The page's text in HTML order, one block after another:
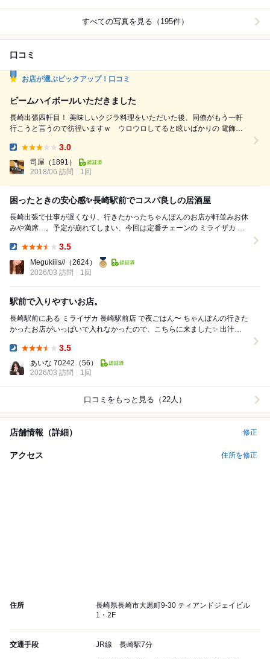
すべての写真を見る（195件）
口コミ
お店が選ぶピックアップ！口コミ
ビームハイボールいただきました
長崎出張四軒目！ 美味しいクジラ料理をいただいた後、同僚がもう一軒
行こうと言うので彷徨いますｗ ウロウロしてると眩いばかりの 電飾が
たんじゃないでしょうか？？ 後で調べたら、やはり2017年10月にオープ
ンされたようですね(^^) いかにも！チェーン店ですが「行ってみよう！」
と中へ入ります！「こんちゃ...
3.0
司屋 （1891）
2018/06 訪問
1回
困ったときの安心感✨長崎駅前でコスパ良しの居酒屋
長崎出張で仕事が遅くなり、行きたかったちゃんぽんのお店が軒並みお休
みや満席…。予定が崩れてしまい、今回は定番チェーンの ミライザカ 長
3.5
Megukiiis// （2624）
2026/03 訪問
1回
駅前で入りやすいお店。
長崎駅前にある ミライザカ 長崎駅前店 で夜ごはん〜 ちゃんぽんの行きた
かったお店がいっぱいで入れなかったので、こちらに来ました✨ 出汁巻
3.5
あいな 70242 （56）
2026/03 訪問
1回
口コミをもっと見る（22人）
店舗情報（詳細） 修正
アクセス 住所を修正
住所
長崎県長崎市大黒町9-30 ティアンドジェイビル
1・2F
交通手段 JR線 長崎駅7分